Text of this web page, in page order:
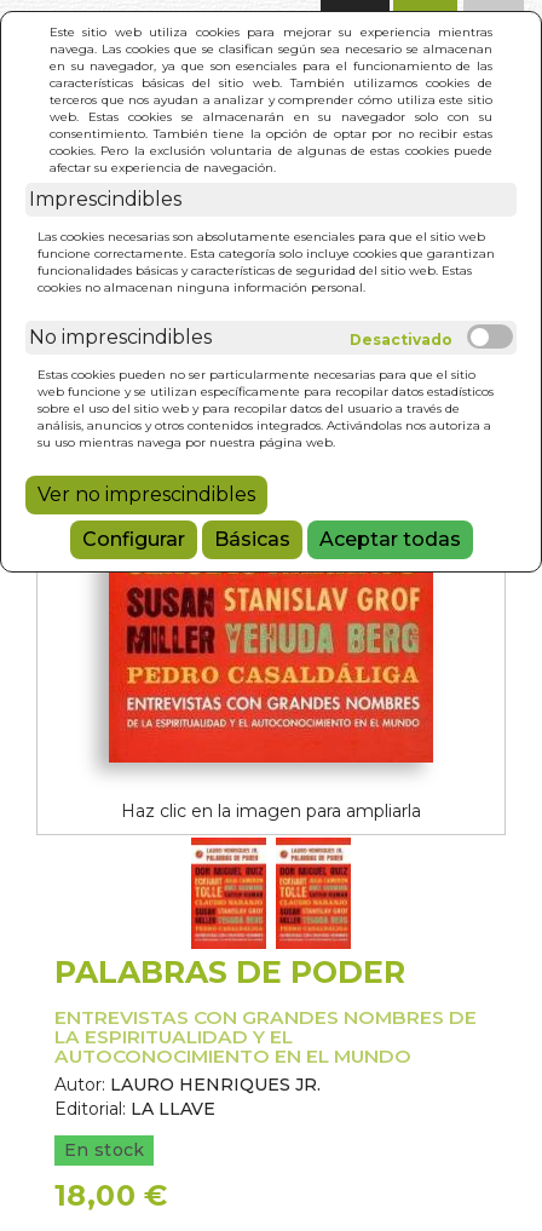
Este sitio web utiliza cookies para mejorar su experiencia mientras
navega. Las cookies que se clasifican según sea necesario se almacenan
en su navegador, ya que son esenciales para el funcionamiento de las
características básicas del sitio web. También utilizamos cookies de
terceros que nos ayudan a analizar y comprender cómo utiliza este sitio
web. Estas cookies se almacenarán en su navegador solo con su
consentimiento. También tiene la opción de optar por no recibir estas
cookies. Pero la exclusión voluntaria de algunas de estas cookies puede
afectar su experiencia de navegación.
Imprescindibles
Las cookies necesarias son absolutamente esenciales para que el sitio web
funcione correctamente. Esta categoría solo incluye cookies que garantizan
funcionalidades básicas y características de seguridad del sitio web. Estas
cookies no almacenan ninguna información personal.
No imprescindibles
Estas cookies pueden no ser particularmente necesarias para que el sitio
web funcione y se utilizan específicamente para recopilar datos estadísticos
sobre el uso del sitio web y para recopilar datos del usuario a través de
análisis, anuncios y otros contenidos integrados. Activándolas nos autoriza a
su uso mientras navega por nuestra página web.
Ver no imprescindibles
Configurar
Básicas Aceptar todas
INICIO > PALABRAS DE PODER
Haz clic en la imagen para ampliarla
PALABRAS DE PODER
ENTREVISTAS CON GRANDES NOMBRES DE
LA ESPIRITUALIDAD Y EL
AUTOCONOCIMIENTO EN EL MUNDO
Autor: LAURO HENRIQUES JR.
Editorial: LA LLAVE
En stock
18,00 €